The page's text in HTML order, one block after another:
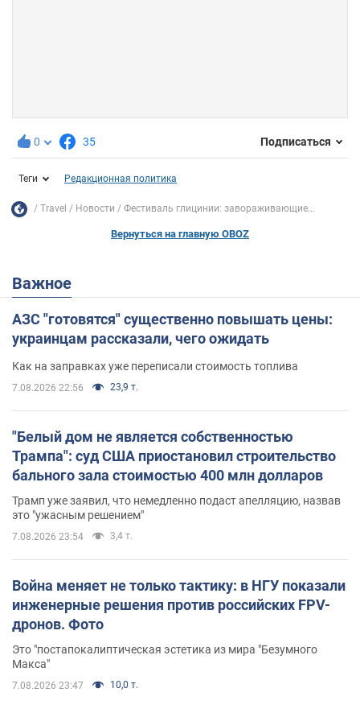
0 35 Подписаться
Теги Редакционная политика
Travel Новости Фестиваль глицинии: завораживающие...
Вернуться на главную OBOZ
Важное
АЗС "готовятся" существенно повышать цены:
украинцам рассказали, чего ожидать
Как на заправках уже переписали стоимость топлива
7.08.2026 22:56 23,9 т.
"Белый дом не является собственностью
Трампа": суд США приостановил строительство
бального зала стоимостью 400 млн долларов
Трамп уже заявил, что немедленно подаст апелляцию, назвав
это "ужасным решением"
7.08.2026 23:54 3,4 т.
Война меняет не только тактику: в НГУ показали
инженерные решения против российских FPV-
дронов. Фото
Это "постапокалиптическая эстетика из мира "Безумного
Макса"
7.08.2026 23:47 10,0 т.